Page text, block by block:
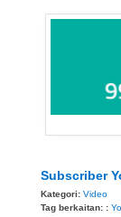
Subscriber
Kategori: Video
Tag berkaitan: :